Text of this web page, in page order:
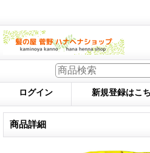
ログイン 新規登録はこ
商品詳細